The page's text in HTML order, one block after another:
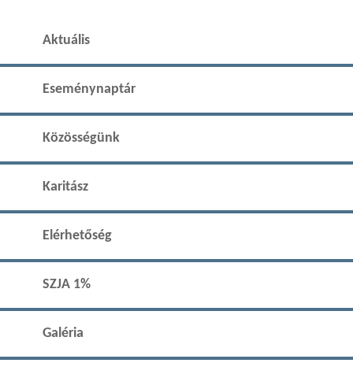
Aktuális
Eseménynaptár
Közösségünk
Karitász
Elérhetőség
SZJA 1%
Galéria